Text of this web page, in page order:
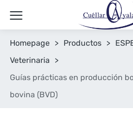
Homepage > Productos >
Veterinaria
>
Guías prácticas en producción
bovina (BVD)